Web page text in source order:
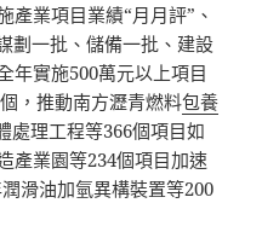
產業項目業績“月月評”、
劃一批、儲備一批、建設
年實施500萬元以上項目
，推動南方瀝青燃料包養
處理工程等366個項目如
產業園等234個項目加速
滑油加氫異構裝置等200